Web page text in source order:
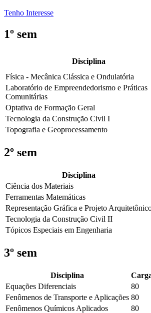
Tenho Interesse
1º sem
Disciplina
Física - Mecânica Clássica e Ondulatória
Laboratório de Empreendedorismo e Práticas
Comunitárias
Optativa de Formação Geral
Tecnologia da Construção Civil I
Topografia e Geoprocessamento
2º sem
Disciplina
Ciência dos Materiais
Ferramentas Matemáticas
Representação Gráfica e Projeto
Tecnologia da Construção Civil II
Tópicos Especiais em Engenharia
3º sem
Disciplina
Equações Diferenciais
80
Fenômenos de Transporte e Aplicações 80
Fenômenos Químicos Aplicados
80